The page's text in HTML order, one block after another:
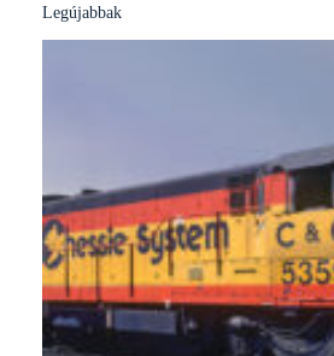
Legújabbak